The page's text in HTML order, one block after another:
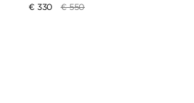
€ 330
Prix réduit de
€ 550à